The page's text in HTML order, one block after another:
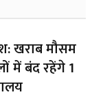
खराब मौसम
में बंद रहेंगे 1